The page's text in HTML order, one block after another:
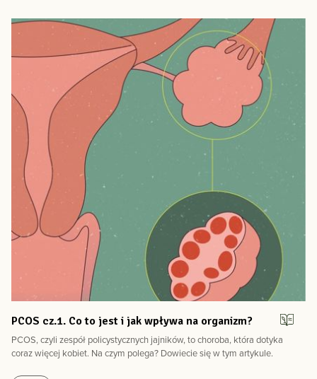
Bezsenność - objawy, definicja i pierwsze kroki, jakie należy podjąć
Azjatyckie afrodyzjaki dla mężczyzn
Pączki topoli czarnej - nasza lokalna bomba odpornościowa
Lukrecja i jej działanie przeciwwirusowe i przeciwdrobnoustrojowe
Neurogeneza cz. 3 - naturalni sprzymierzeńcy neurogenezy
Neurogeneza cz. 2 - Jak możemy na nią wpływać?
Neurogeneza cz. 1 - co to jest i na czym polega?
Najlepsze zioła na cukrzycę - subiektywny przegląd aktualnych
badań
Żeń szeń syberyjski i jego moc udokumentowana naukowo
CBD - kannabidiol. Właściwości i zastosowanie w medycynie
Ashwagandha FAQ
Czarnuszka - niedoceniane wsparcie w Hashimoto?
Czy warto stosować guggul w Hashimoto?
Kurkumina i resweratrol - przeciwzapalne combo idealne?
Jak działa ashwagandha w Hashimoto?
Zioła w Hashimoto - czy warto? Wstęp i kilka FAQ
zobacz więcej
PCOS cz.1. Co to jest i jak wpływa na organizm?
PCOS, czyli zespół policystycznych jajników, to choroba, która dotyka
coraz więcej kobiet. Na czym polega? Dowiecie się w tym artykule.